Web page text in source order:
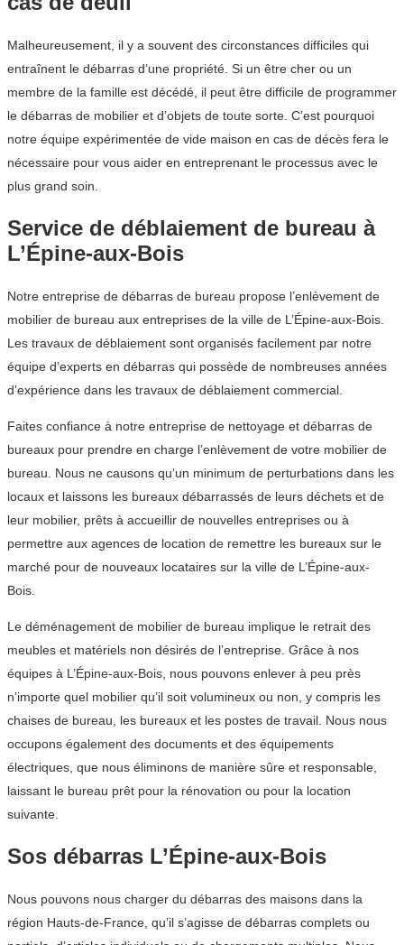
Malheureusement, il y a souvent des circonstances difficiles qui
entraînent le débarras d’une propriété. Si un être cher ou un
membre de la famille est décédé, il peut être difficile de programmer
le débarras de mobilier et d’objets de toute sorte. C’est pourquoi
notre équipe expérimentée de vide maison en cas de décès fera le
nécessaire pour vous aider en entreprenant le processus avec le
plus grand soin.
Service de déblaiement de bureau à
L’Épine-aux-Bois
Notre entreprise de débarras de bureau propose l’enlèvement de
mobilier de bureau aux entreprises de la ville de L’Épine-aux-Bois.
Les travaux de déblaiement sont organisés facilement par notre
équipe d’experts en débarras qui possède de nombreuses années
d’expérience dans les travaux de déblaiement commercial.
Faites confiance à notre entreprise de nettoyage et débarras de
bureaux pour prendre en charge l’enlèvement de votre mobilier de
bureau. Nous ne causons qu’un minimum de perturbations dans les
locaux et laissons les bureaux débarrassés de leurs déchets et de
leur mobilier, prêts à accueillir de nouvelles entreprises ou à
permettre aux agences de location de remettre les bureaux sur le
marché pour de nouveaux locataires sur la ville de L’Épine-aux-
Bois.
Le déménagement de mobilier de bureau implique le retrait des
meubles et matériels non désirés de l’entreprise. Grâce à nos
équipes à L’Épine-aux-Bois, nous pouvons enlever à peu près
n’importe quel mobilier qu’il soit volumineux ou non, y compris les
chaises de bureau, les bureaux et les postes de travail. Nous nous
occupons également des documents et des équipements
électriques, que nous éliminons de manière sûre et responsable,
laissant le bureau prêt pour la rénovation ou pour la location
suivante.
Sos débarras L’Épine-aux-Bois
Nous pouvons nous charger du débarras des maisons dans la
région Hauts-de-France, qu’il s’agisse de débarras complets ou